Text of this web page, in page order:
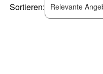
Sortieren: Relevante